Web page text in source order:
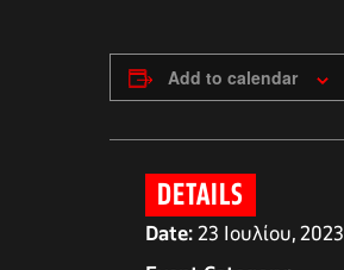
Add to calendar
DETAILS
Date:23 Ιουλίου, 2023